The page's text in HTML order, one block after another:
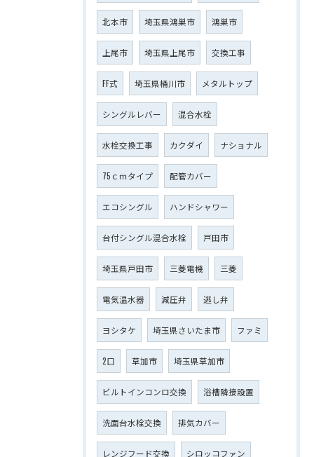
北本市 埼玉県鴻巣市 鴻巣市
上尾市 埼玉県上尾市 交換工事
FF式 埼玉県桶川市 メタルトップ
シングルレバー 混合水栓
水栓交換工事 カクダイ ナショナル
75ｃｍタイプ 配管カバー
エコシングル ハンドシャワー
台付シングル混合水栓 戸田市
埼玉県戸田市 三菱電機 三菱
電気温水器 減圧弁 逃し弁
ヨシタケ 埼玉県さいたま市 ファミ
2口 草加市 埼玉県草加市
ビルトインコンロ交換 浴槽隣接設置
洗面台水栓交換 排気カバー
レンジフード交換 シロッコファン